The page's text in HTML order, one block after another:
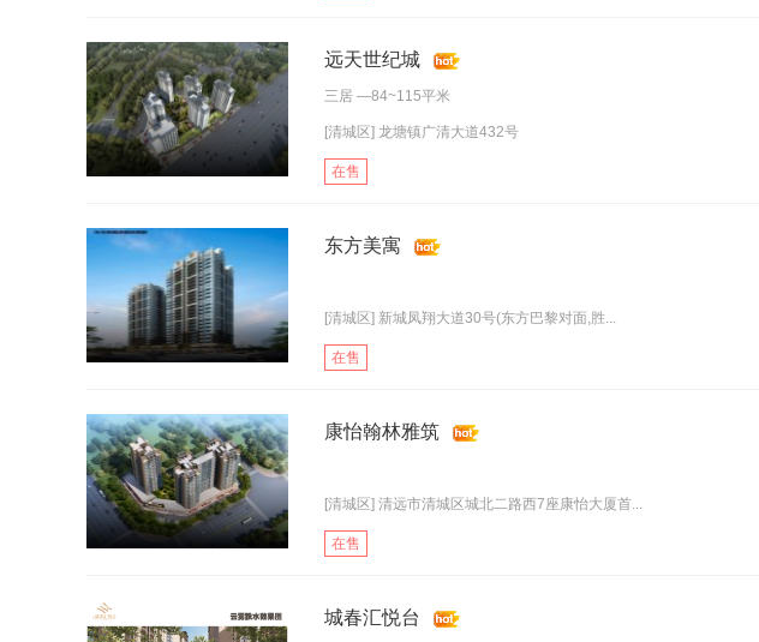
远天世纪城
三居 —84~115平米
[清城区] 龙塘镇广清大道432号
在售
东方美寓
[清城区] 新城凤翔大道30号(东方巴黎对面,胜...
在售
康怡翰林雅筑
[清城区] 清远市清城区城北二路西7座康怡大厦首...
在售
城春汇悦台